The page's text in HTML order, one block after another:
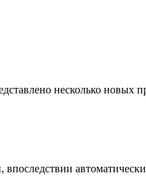
несколько новых